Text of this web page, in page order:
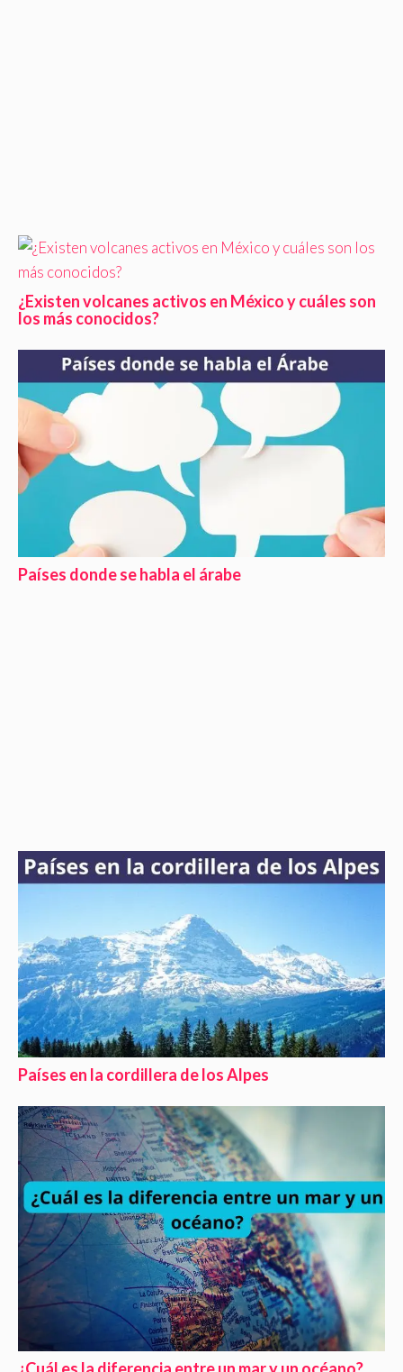
¿Existen volcanes activos en México y cuáles son
los más conocidos?
Países donde se habla el árabe
Países en la cordillera de los Alpes